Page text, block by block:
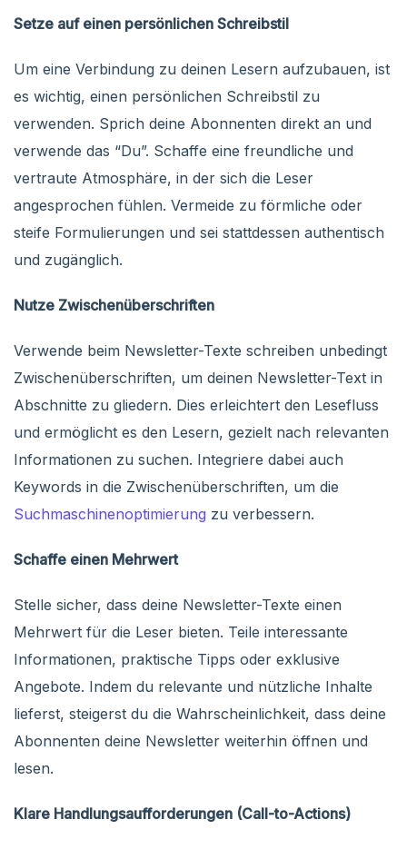
Setze auf einen persönlichen Schreibstil
Um eine Verbindung zu deinen Lesern aufzubauen, ist
es wichtig, einen persönlichen Schreibstil zu
verwenden. Sprich deine Abonnenten direkt an und
verwende das “Du”. Schaffe eine freundliche und
vertraute Atmosphäre, in der sich die Leser
angesprochen fühlen. Vermeide zu förmliche oder
steife Formulierungen und sei stattdessen authentisch
und zugänglich.
Nutze Zwischenüberschriften
Verwende beim Newsletter-Texte schreiben unbedingt
Zwischenüberschriften, um deinen Newsletter-Text in
Abschnitte zu gliedern. Dies erleichtert den Lesefluss
und ermöglicht es den Lesern, gezielt nach relevanten
Informationen zu suchen. Integriere dabei auch
Keywords in die Zwischenüberschriften, um die
Suchmaschinenoptimierung zu verbessern.
Schaffe einen Mehrwert
Stelle sicher, dass deine Newsletter-Texte einen
Mehrwert für die Leser bieten. Teile interessante
Informationen, praktische Tipps oder exklusive
Angebote. Indem du relevante und nützliche Inhalte
lieferst, steigerst du die Wahrscheinlichkeit, dass deine
Abonnenten deine Newsletter weiterhin öffnen und
lesen.
Klare Handlungsaufforderungen (Call-to-Actions)